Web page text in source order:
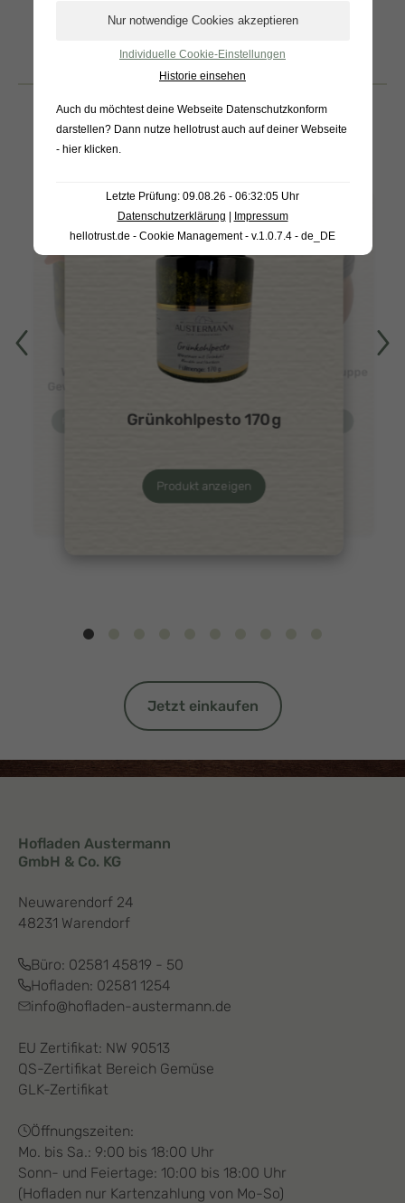
BELIEBTE
PRODUKTE
Produkt anzeigenGrünkohlpesto 170g
Produkt anzeigen
Produkt anzeigen
Jetzt einkaufen
Hofladen Austermann
GmbH & Co. KG
Neuwarendorf 24
48231 Warendorf
Büro: 02581 45819 - 50
Hofladen: 02581 1254
info@hofladen-austermann.de
EU Zertifikat: NW 90513
QS-Zertifikat Bereich Gemüse
GLK-Zertifikat
Öffnungszeiten:
Mo. bis Sa.: 9:00 bis 18:00 Uhr
Sonn- und Feiertage: 10:00 bis 18:00 Uhr
(Hofladen nur Kartenzahlung von Mo-So)
Individuelle Cookie-Einstellungen
Historie einsehen
Auch du möchtest deine Webseite Datenschutzkonform
darstellen? Dann nutze hellotrust auch auf deiner Webseite
- hier klicken.
Letzte Prüfung: 09.08.26 - 06:32:05 Uhr
Datenschutzerklärung
Impressum
hellotrust.de - Cookie Management - v.1.0.7.4 - de_DE